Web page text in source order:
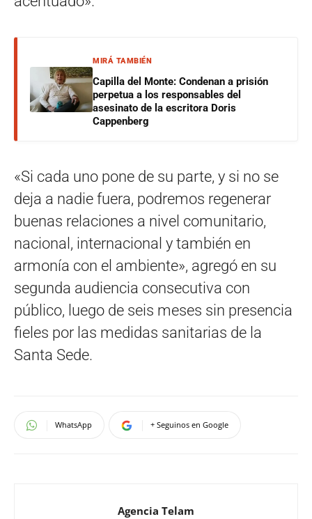
MIRÁ TAMBIÉN
Capilla del Monte: Condenan a prisión
perpetua a los responsables del
asesinato de la escritora Doris
Cappenberg
«Si cada uno pone de su parte, y si no se
deja a nadie fuera, podremos regenerar
buenas relaciones a nivel comunitario,
nacional, internacional y también en
armonía con el ambiente», agregó en su
segunda audiencia consecutiva con
público, luego de seis meses sin presencia
fieles por las medidas sanitarias de la
Santa Sede.
WhatsApp + Seguinos en Google
Agencia Telam